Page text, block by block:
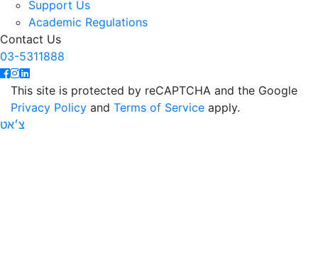
Support Us
Academic Regulations
Contact Us
03-5311888
This site is protected by reCAPTCHA and the Google
Privacy Policy and Terms of Service apply.
צ׳אט